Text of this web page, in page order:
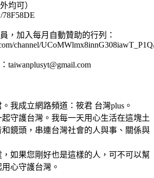
均可）
78F58DE
，加入每月自動贊助的行列：
channel/
taiwanplusyt@gmail.com
我成立網路頻道：筱君 台灣plus。
守護台灣。我每一天用心生活在這塊土
鏡頭，串連台灣社會的人與事、關係與
如果您剛好也是這樣的人，可不可以幫
心守護台灣。